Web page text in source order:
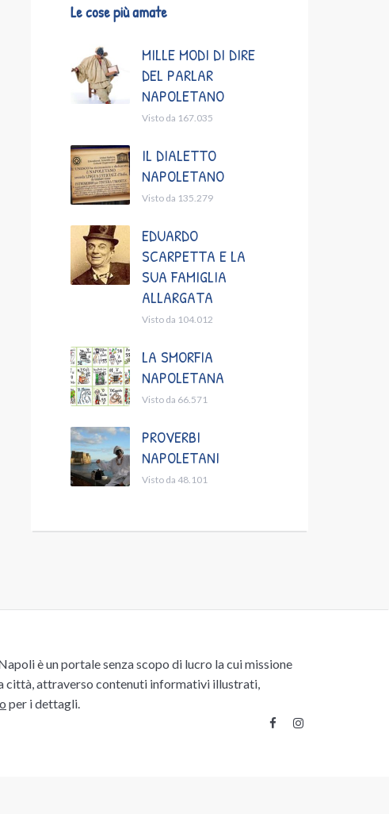
Le cose più amate
MILLE MODI DI DIRE
DEL PARLAR
NAPOLETANO
Visto da 167.035
IL DIALETTO
NAPOLETANO
Visto da 135.279
EDUARDO
SCARPETTA E LA
SUA FAMIGLIA
ALLARGATA
Visto da 104.012
LA SMORFIA
NAPOLETANA
Visto da 66.571
PROVERBI
NAPOLETANI
Visto da 48.101
è un portale senza scopo di lucro la cui missione
città, attraverso contenuti informativi illustrati,
per i dettagli.